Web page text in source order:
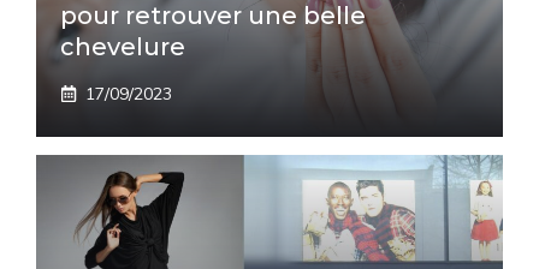
pour retrouver une belle
chevelure
17/09/2023